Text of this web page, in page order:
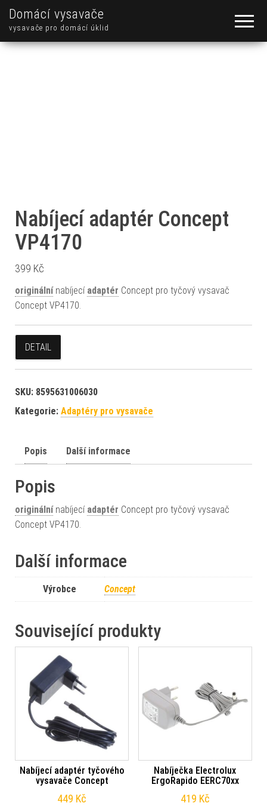
Domácí vysavače
vysavače pro domácí úklid
Nabíjecí adaptér Concept
VP4170
399 Kč
originálnínabíjecí adaptér Concept pro tyčový vysavač
Concept VP4170.
DETAIL
SKU: 8595631006030
Kategorie: Adaptéry pro vysavače
Popis Další informace
Popis
originálnínabíjecí adaptér Concept pro tyčový vysavač
Concept VP4170.
Další informace
Výrobce Concept
Související produkty
Nabíjecí adaptér tyčového
vysavače Concept
449 Kč
Nabíječka Electrolux
ErgoRapido EERC70xx
419 Kč